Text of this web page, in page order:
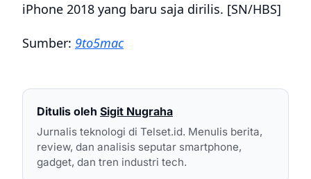
iPhone 2018 yang baru saja dirilis. [SN/HBS]
Sumber: 9to5mac
Ditulis oleh Sigit Nugraha
Jurnalis teknologi di Telset.id. Menulis berita,
review, dan analisis seputar smartphone,
gadget, dan tren industri tech.